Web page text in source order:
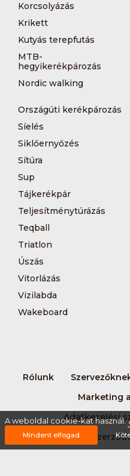
Korcsolyázás
Krikett
Kutyás terepfutás
MTB-
hegyikerékpározás
Nordic walking
Országúti kerékpározás
Síelés
Siklőernyőzés
Sítúra
Sup
Tájkerékpár
Teljesítménytúrázás
Teqball
Triatlon
Úszás
Vitorlázás
Vizilabda
Wakeboard
Rólunk
Marketing
Adatkezelési
Általános
A weboldal cookie-kat használ.
Mindent elfogad